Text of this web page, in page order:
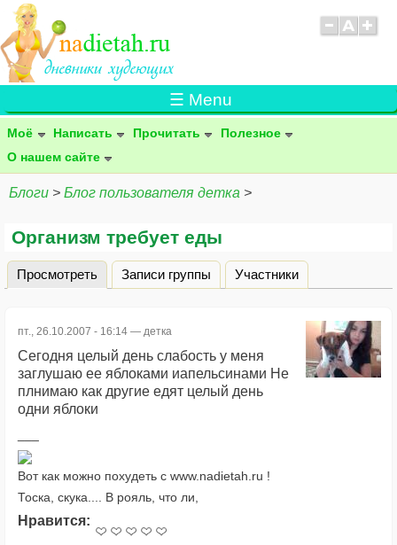
☰ Menu
Моё Написать Прочитать
Полезное
О нашем сайте
Блоги > Блог пользователя детка >
Организм требует еды
Главные вкладки
Просмотреть (активная вкладка)
Записи группы Участники
пт., 26.10.2007 - 16:14 — детка
Сегодня целый день слабость у меня
заглушаю ее яблоками иапельсинами Не
плнимаю как другие едят целый день
одни яблоки
Вот как можно похудеть с www.nadietah.ru !
Тоска, скука.... В рояль, что ли,
Нравится: